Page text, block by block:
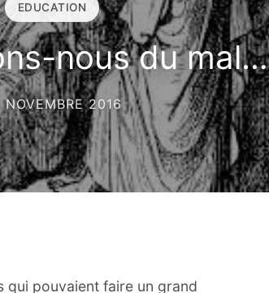
EDUCATION
nous du mal…
NOVEMBRE 2016
qui pouvaient faire un grand